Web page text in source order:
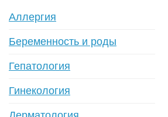
Аллергия
Беременность и роды
Гепатология
Гинекология